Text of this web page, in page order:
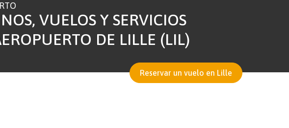
VUELOS Y SERVICIOS
DE LILLE (LIL)
Reservar un vuelo en Lille